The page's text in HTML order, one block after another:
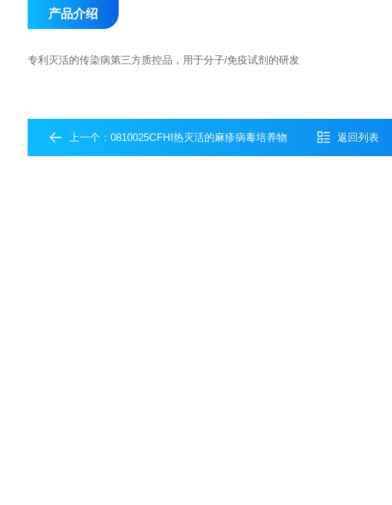
产品介绍
专利灭活的传染病第三方质控品，用于分子/免疫试剂的研发
上一个：0810025CFHI热灭活的麻疹病毒培养物 返回列表